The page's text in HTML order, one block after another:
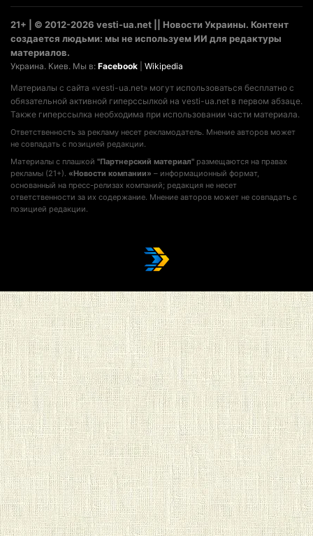
21+ | © 2012-2026 vesti-ua.net || Новости Украины. Контент
создается людьми: мы не используем ИИ для редактуры
материалов.
Украина. Киев. Мы в: Facebook Wikipedia
Материалы с сайта «vesti-ua.net» могут использоваться бесплатно с
обязательной активной гиперссылкой на vesti-ua.net в первом абзаце.
Также гиперссылка необходима при использовании части материала.
Ответственность за рекламу несет рекламодатель. Мнение авторов может
не совпадать с позицией редакции.
Материалы с плашкой "Партнерский материал" размещаются на правах
рекламы (21+). «Новости компании» – информационный формат,
основанный на пресс-релизах компаний; редакция не несет
ответственности за их содержание. Мнение авторов может не совпадать с
позицией редакции.